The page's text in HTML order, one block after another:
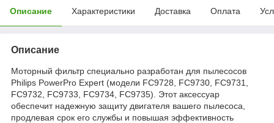
Описание Характеристики Доставка Оплата
Описание
Моторный фильтр специально разработан для пылесосов
Philips PowerPro Expert (модели FC9728, FC9730, FC9731,
FC9732, FC9733, FC9734, FC9735). Этот аксессуар
обеспечит надежную защиту двигателя вашего пылесоса,
продлевая срок его службы и повышая эффективность